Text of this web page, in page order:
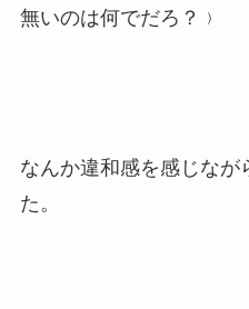
無いのは何でだろ？﹚
なんか違和感を感じな
た。